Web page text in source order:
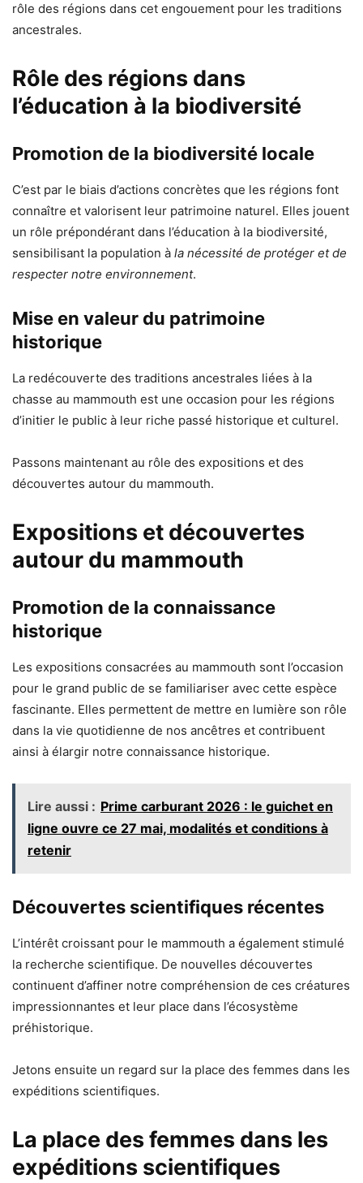
rôle des régions dans cet engouement pour les traditions
ancestrales.
Rôle des régions dans
l’éducation à la biodiversité
Promotion de la biodiversité locale
C’est par le biais d’actions concrètes que les régions font
connaître et valorisent leur patrimoine naturel. Elles jouent
un rôle prépondérant dans l’éducation à la biodiversité,
sensibilisant la population à la nécessité de protéger et de
respecter notre environnement.
Mise en valeur du patrimoine
historique
La redécouverte des traditions ancestrales liées à la
chasse au mammouth est une occasion pour les régions
d’initier le public à leur riche passé historique et culturel.
Passons maintenant au rôle des expositions et des
découvertes autour du mammouth.
Expositions et découvertes
autour du mammouth
Promotion de la connaissance
historique
Les expositions consacrées au mammouth sont l’occasion
pour le grand public de se familiariser avec cette espèce
fascinante. Elles permettent de mettre en lumière son rôle
dans la vie quotidienne de nos ancêtres et contribuent
ainsi à élargir notre connaissance historique.
Lire aussi : Prime carburant 2026 : le guichet en
ligne ouvre ce 27 mai, modalités et conditions à
retenir
Découvertes scientifiques récentes
L’intérêt croissant pour le mammouth a également stimulé
la recherche scientifique. De nouvelles découvertes
continuent d’affiner notre compréhension de ces créatures
impressionnantes et leur place dans l’écosystème
préhistorique.
Jetons ensuite un regard sur la place des femmes dans les
expéditions scientifiques.
La place des femmes dans les
expéditions scientifiques